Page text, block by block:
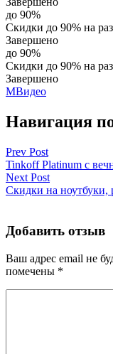
до 90%
Скидки до 90% на
Завершено
до 90%
Скидки до 90% на
Завершено
МВидео
Навигация
Prev Post
Tinkoff Platinum с
Next Post
Скидки на
Добавить отзыв
Ваш адрес email не
помечены *